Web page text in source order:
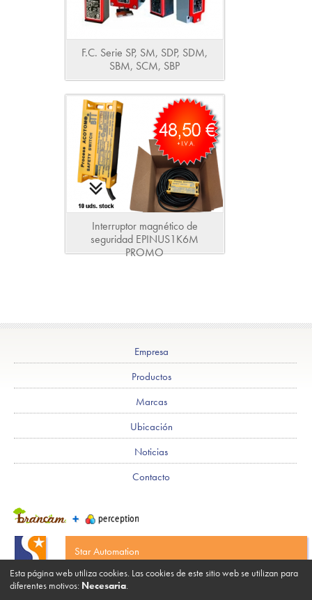
F.C. Serie SP, SM, SDP, SDM,
SBM, SCM, SBP
Interruptor magnético de
seguridad EPINUS1K6M
PROMO
Empresa
Productos
Marcas
Ubicación
Noticias
Contacto
Star Automation
Franqueses del Vallès (Barcelona-España)
Esta página web utiliza cookies. Las cookies de este sitio web se utilizan para
diferentes motivos: Necesaria.